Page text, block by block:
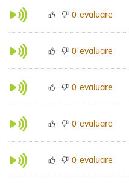
0 evaluare
0 evaluare
0 evaluare
0 evaluare
0 evaluare